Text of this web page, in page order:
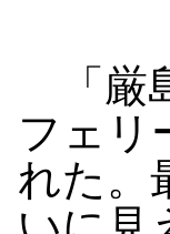
「厳
フェリ
れた。